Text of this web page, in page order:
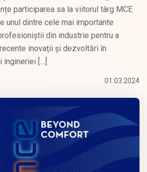
participarea sa la viitorul târg MCE
unul dintre cele mai importante
din industrie pentru a
inovații și dezvoltări în
ingineriei […]
01.03.2024